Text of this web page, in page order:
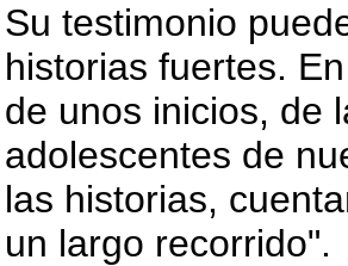
Su testimonio
historias fuertes.
de unos inicios, de
adolescentes de
las historias,
un largo recorrido".